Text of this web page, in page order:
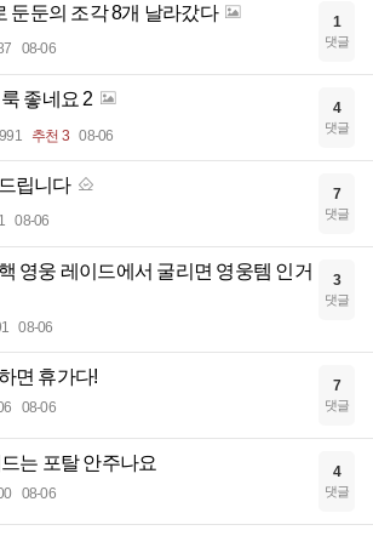
둔둔의 조각 8개 날라갔다
08-06
1
댓글
좋네요 2
추천 3 08-06
4
댓글
립니다
08-06
7
댓글
영웅 레이드에서 굴리면 영웅템 인거
08-06
3
댓글
면 휴가다!
08-06
7
댓글
는 포탈 안주나요
08-06
4
댓글